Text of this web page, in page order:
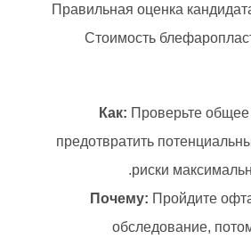
Правильная оценка
Стоимость
Как:Проверьте
предотвратить
риски
Почему:Пройдите
обследование,